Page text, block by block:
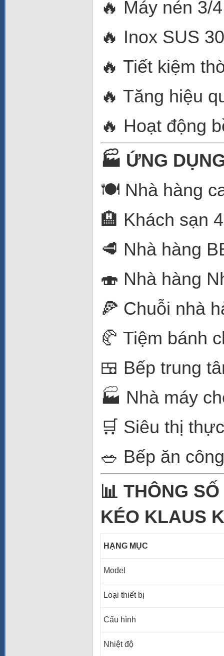
🔥 Máy nén 3/
🔥 Inox SUS
🔥 Tiết kiệm
🔥 Tăng hiệu
🔥 Hoạt động
🏭 ỨNG
🍽️ Nhà hàng
🏨 Khách sạn
🥩 Nhà hàng
🍣 Nhà hàng
🍕 Chuỗi nhà
🥐 Tiệm bánh
🍱 Bếp trung
🏭 Nhà máy
🛒 Siêu thị
🥗 Bếp ăn
📊 THÔNG
KÉO KLAUS
HẠNG MỤC
Model
Loại thiết bị
Cấu hình
Nhiệt độ